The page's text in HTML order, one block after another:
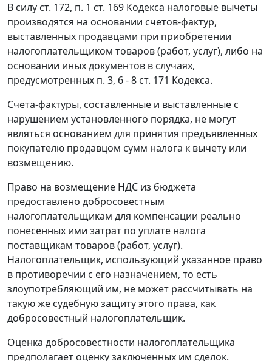
В силу ст. 172, п. 1 ст. 169 Кодекса налоговые вычеты
производятся на основании счетов-фактур,
выставленных продавцами при приобретении
налогоплательщиком товаров (работ, услуг), либо на
основании иных документов в случаях,
предусмотренных п. 3, 6 - 8 ст. 171 Кодекса.
Счета-фактуры, составленные и выставленные с
нарушением установленного порядка, не могут
являться основанием для принятия предъявленных
покупателю продавцом сумм налога к вычету или
возмещению.
Право на возмещение НДС из бюджета
предоставлено добросовестным
налогоплательщикам для компенсации реально
понесенных ими затрат по уплате налога
поставщикам товаров (работ, услуг).
Налогоплательщик, использующий указанное право
в противоречии с его назначением, то есть
злоупотребляющий им, не может рассчитывать на
такую же судебную защиту этого права, как
добросовестный налогоплательщик.
Оценка добросовестности налогоплательщика
предполагает оценку заключенных им сделок.